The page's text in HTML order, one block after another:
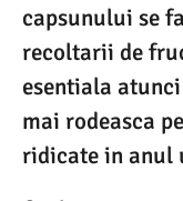
capsunului se
recoltarii de
esentiala
mai rodeasca
ridicate in anul